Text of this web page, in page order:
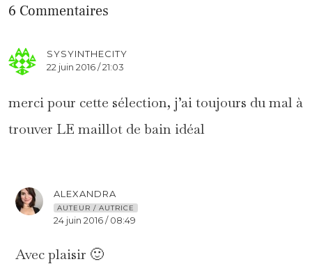
6 Commentaires
SYSYINTHECITY
22 juin 2016 / 21:03
merci pour cette sélection, j’ai toujours du mal à
trouver LE maillot de bain idéal
ALEXANDRA
AUTEUR / AUTRICE
24 juin 2016 / 08:49
Avec plaisir 🙂